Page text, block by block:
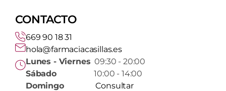
CONTACTO
669 90 18 31
hola@farmaciacasillas.es
Lunes - Viernes 09:30 - 20:00
Sábado10:00 - 14:00
Domingo
Consultar